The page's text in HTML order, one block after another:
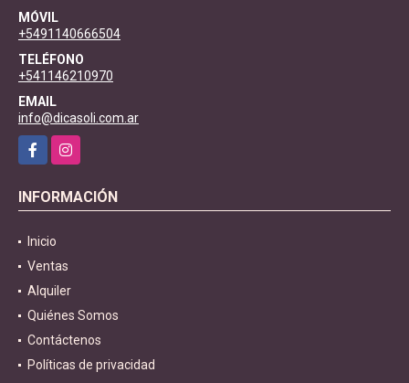
MÓVIL
+5491140666504
TELÉFONO
+541146210970
EMAIL
info@dicasoli.com.ar
FacebookInstagram
INFORMACIÓN
Inicio
Ventas
Alquiler
Quiénes Somos
Contáctenos
Políticas de privacidad